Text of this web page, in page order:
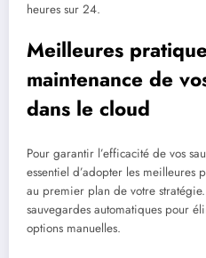
heures sur 24.
Meilleures
maintenance de
dans le cloud
Pour garantir l’efficacité de vos
essentiel d’adopter les meilleures
au premier plan de votre
sauvegardes automatiques pour
options manuelles.